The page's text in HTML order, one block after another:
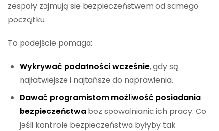
zespoły zajmują się bezpieczeństwem od samego
początku.
To podejście pomaga:
Wykrywać podatności wcześnie, gdy są
najłatwiejsze i najtańsze do naprawienia.
Dawać programistom możliwość posiadania
bezpieczeństwa bez spowalniania ich pracy. Co
jeśli kontrole bezpieczeństwa byłyby tak